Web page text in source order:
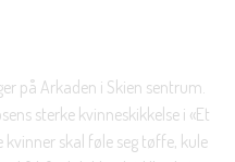
på Arkaden i Skien sentrum.
sterke kvinneskikkelse i «Et
skal føle seg tøffe, kule